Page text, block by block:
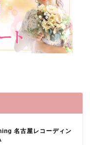
名古屋レコーディン